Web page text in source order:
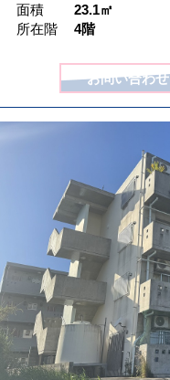
面積
23.1㎡
所在階
4階
お問い合わせ